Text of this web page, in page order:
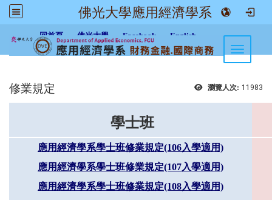
佛光大學應用經濟學系
回首頁 佛光大學 Facebook English
Toggle
瀏覽人次: 11983
修業規定
學士班
應用經濟學系學士班修業規定(106入學適用)
應用經濟學系學士班修業規定(107入學適用)
應用經濟學系學士班修業規定(108入學適用)